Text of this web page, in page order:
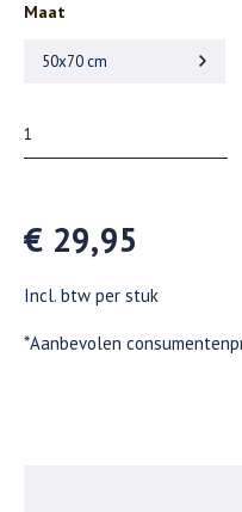
Maat
50x70 cm
€ 29,95
Incl. btw per stuk
*Aanbevolen